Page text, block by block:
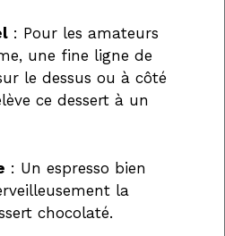
: Pour les amateurs
une fine ligne de
le dessus ou à côté
ce dessert à un
: Un espresso bien
la
chocolaté.